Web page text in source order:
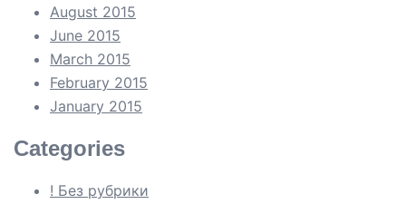
August 2015
June 2015
March 2015
February 2015
January 2015
Categories
! Без рубрики